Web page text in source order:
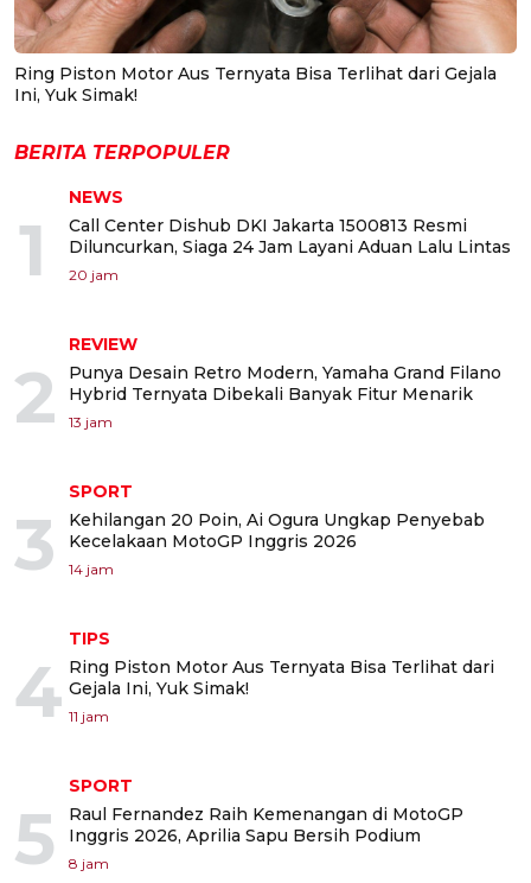
Ring Piston Motor Aus Ternyata Bisa Terlihat dari Gejala
Ini, Yuk Simak!
BERITA TERPOPULER
1
NEWS
Call Center Dishub DKI Jakarta 1500813 Resmi
Diluncurkan, Siaga 24 Jam Layani Aduan Lalu Lintas
20 jam
2
REVIEW
Punya Desain Retro Modern, Yamaha Grand Filano
Hybrid Ternyata Dibekali Banyak Fitur Menarik
13 jam
3
SPORT
Kehilangan 20 Poin, Ai Ogura Ungkap Penyebab
Kecelakaan MotoGP Inggris 2026
14 jam
4
TIPS
Ring Piston Motor Aus Ternyata Bisa Terlihat dari
Gejala Ini, Yuk Simak!
11 jam
5
SPORT
Raul Fernandez Raih Kemenangan di MotoGP
Inggris 2026, Aprilia Sapu Bersih Podium
8 jam